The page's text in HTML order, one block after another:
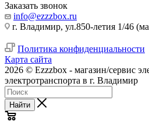
Заказать звонок
info@ezzzbox.ru
г. Владимир, ул.850-летия 1/46
Политика конфиденциальности
Карта сайта
2026 © Ezzzbox - магазин/сервис
электротранспорта в г. Владимир
Найти